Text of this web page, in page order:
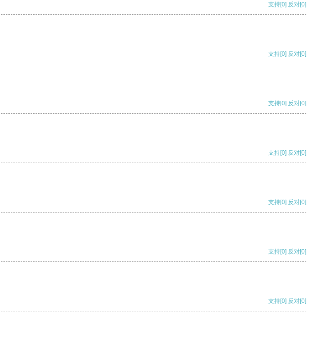
支持[0] 反对[0]
支持[0] 反对[0]
支持[0] 反对[0]
支持[0] 反对[0]
支持[0] 反对[0]
支持[0] 反对[0]
支持[0] 反对[0]